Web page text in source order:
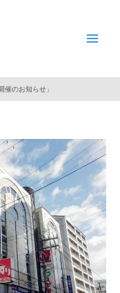
催のお知らせ」